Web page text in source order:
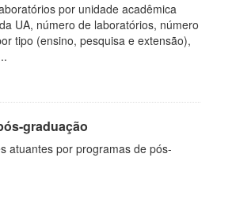
por unidade acadêmica
UA, número de laboratórios, número
tipo (ensino, pesquisa e extensão),
graduação
atuantes por programas de pós-